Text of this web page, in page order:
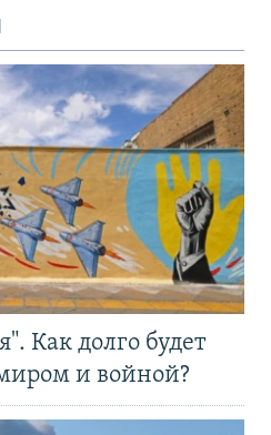
Как долго будет
и войной?